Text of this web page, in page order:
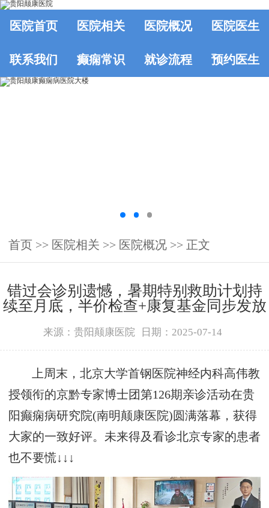
医院首页 医院相关 医院概况 医院医生
联系我们 癫痫常识 就诊流程 预约医生
首页 >> 医院相关 >> 医院概况 >> 正文
错过会诊别遗憾，暑期特别救助计划持
续至月底，半价检查+康复基金同步发放
来源：贵阳颠康医院 日期：2025-07-14
上周末，北京大学首钢医院神经内科高伟教
授领衔的京黔专家博士团第126期亲诊活动在贵
阳癫痫病研究院(南明颠康医院)圆满落幕，获得
大家的一致好评。未来得及看诊北京专家的患者
也不要慌↓↓↓